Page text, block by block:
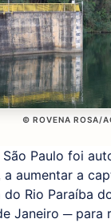
© ROVENA ROSA/
Paulo foi
aumentar a
Rio Paraíba
Janeiro ─ para